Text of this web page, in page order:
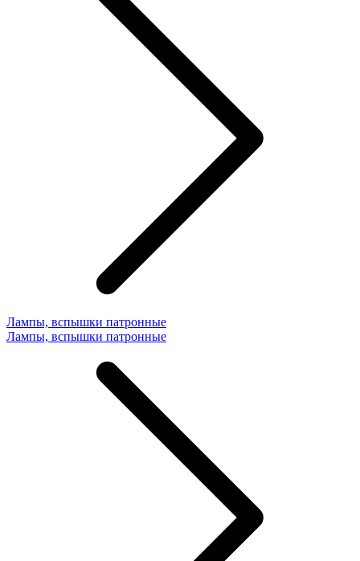
Лампы, вспышки патронные
Лампы, вспышки патронные